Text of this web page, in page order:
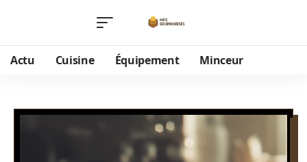
Actu Cuisine Équipement Minceur